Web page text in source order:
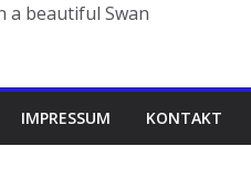
a beautiful Swan
IMPRESSUM KONTAKT